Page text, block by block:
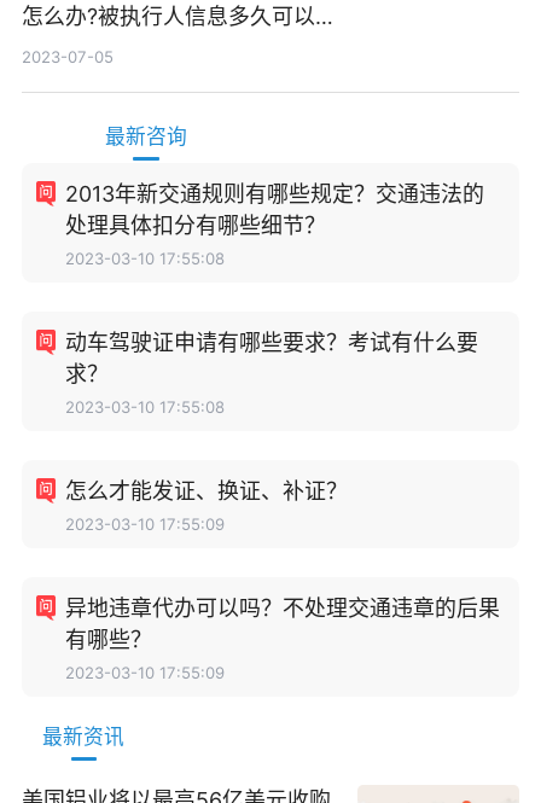
怎么办?被执行人信息多久可以
消除?
2023-07-05
最新咨询
2013年新交通规则有哪些规定？交通违法的
处理具体扣分有哪些细节？
2023-03-10 17:55:08
动车驾驶证申请有哪些要求？考试有什么要
求？
2023-03-10 17:55:08
怎么才能发证、换证、补证？
2023-03-10 17:55:09
异地违章代办可以吗？不处理交通违章的后果
有哪些？
2023-03-10 17:55:09
最新资讯